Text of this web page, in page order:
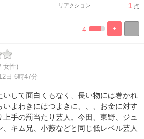
リアクション 1 点
-
+
% 100%
4
女性)
日 6時47分
いして面白くもなく、長い物には巻かれ
いよわきにはつよきに、、、お金に対す
上手の罰当たり芸人。今田、東野、ジュ
、キム兄、小藪などと同じ低レベル芸人